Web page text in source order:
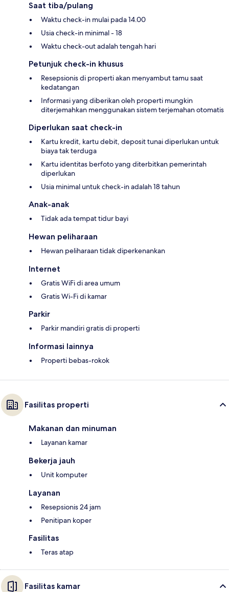
Saat tiba/pulang
Waktu check-in mulai pada 14.00
Usia check-in minimal - 18
Waktu check-out adalah tengah hari
Petunjuk check-in khusus
Resepsionis di properti akan menyambut tamu saat
kedatangan
Informasi yang diberikan oleh properti mungkin
diterjemahkan menggunakan sistem terjemahan otomatis
Diperlukan saat check-in
Kartu kredit, kartu debit, deposit tunai diperlukan untuk
biaya tak terduga
Kartu identitas berfoto yang diterbitkan pemerintah
diperlukan
Usia minimal untuk check-in adalah 18 tahun
Anak-anak
Tidak ada tempat tidur bayi
Hewan peliharaan
Hewan peliharaan tidak diperkenankan
Internet
Gratis WiFi di area umum
Gratis Wi-Fi di kamar
Parkir
Parkir mandiri gratis di properti
Informasi lainnya
Properti bebas-rokok
Fasilitas properti
Makanan dan minuman
Layanan kamar
Bekerja jauh
Unit komputer
Layanan
Resepsionis 24 jam
Penitipan koper
Fasilitas
Teras atap
Fasilitas kamar